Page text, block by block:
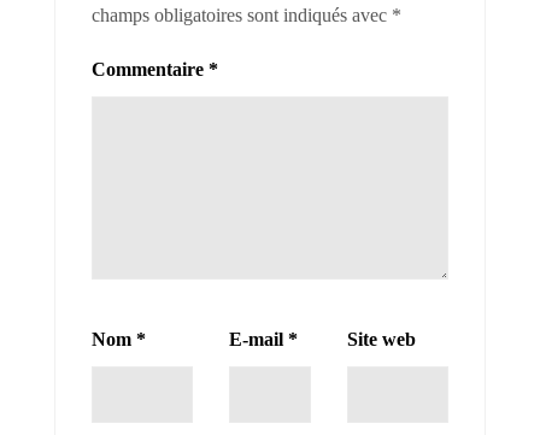
champs obligatoires sont indiqués avec *
Commentaire *
Nom * E-mail * Site web